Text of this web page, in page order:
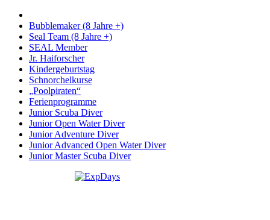
Bubblemaker (8 Jahre +)
Seal Team (8 Jahre +)
SEAL Member
Jr. Haiforscher
Kindergeburtstag
Schnorchelkurse
„Poolpiraten“
Ferienprogramme
Junior Scuba Diver
Junior Open Water Diver
Junior Adventure Diver
Junior Advanced Open Water Diver
Junior Master Scuba Diver